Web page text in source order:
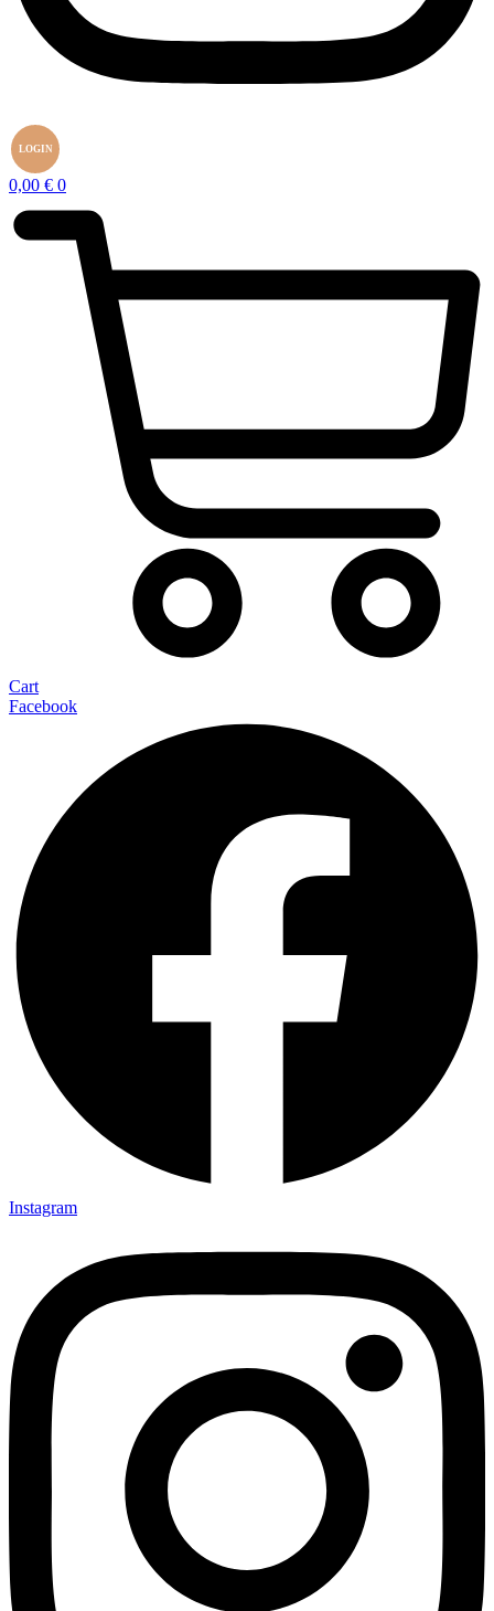
LOGIN
0,00 € 0
Cart
Facebook
Instagram